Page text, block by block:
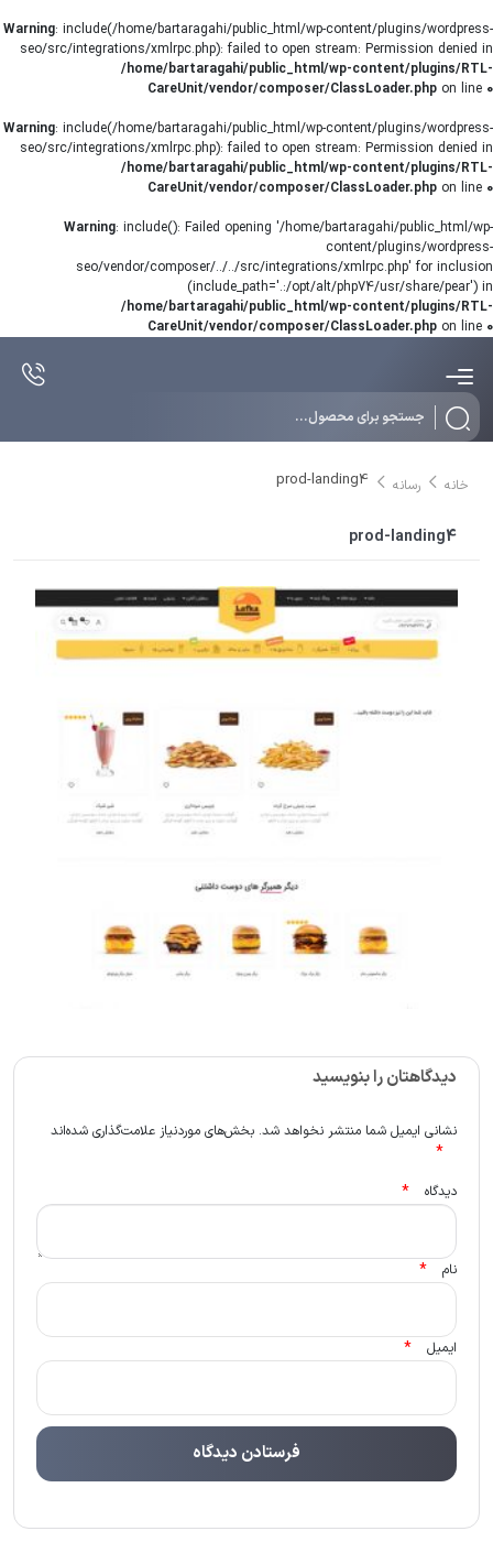
Warning: include(/home/bartaragahi/public_html/wp-content/plugins/wordpress-
seo/src/integrations/xmlrpc.php): failed to open stream: Permission denied in
/home/bartaragahi/public_html/wp-content/plugins/RTL-
CareUnit/vendor/composer/ClassLoader.php on line 0
Warning: include(/home/bartaragahi/public_html/wp-content/plugins/wordpress-
seo/src/integrations/xmlrpc.php): failed to open stream: Permission denied in
/home/bartaragahi/public_html/wp-content/plugins/RTL-
CareUnit/vendor/composer/ClassLoader.php on line 0
Warning: include(): Failed opening '/home/bartaragahi/public_html/wp-
content/plugins/wordpress-
seo/vendor/composer/../../src/integrations/xmlrpc.php' for inclusion
(include_path='.:/opt/alt/php74/usr/share/pear') in
/home/bartaragahi/public_html/wp-content/plugins/RTL-
CareUnit/vendor/composer/ClassLoader.php on line 0
خانه رسانه prod-landing4
prod-landing4
دیدگاهتان را بنویسید
نشانی ایمیل شما منتشر نخواهد شد. بخش‌های موردنیاز علامت‌گذاری شده‌اند
*
دیدگاه *
نام *
ایمیل *